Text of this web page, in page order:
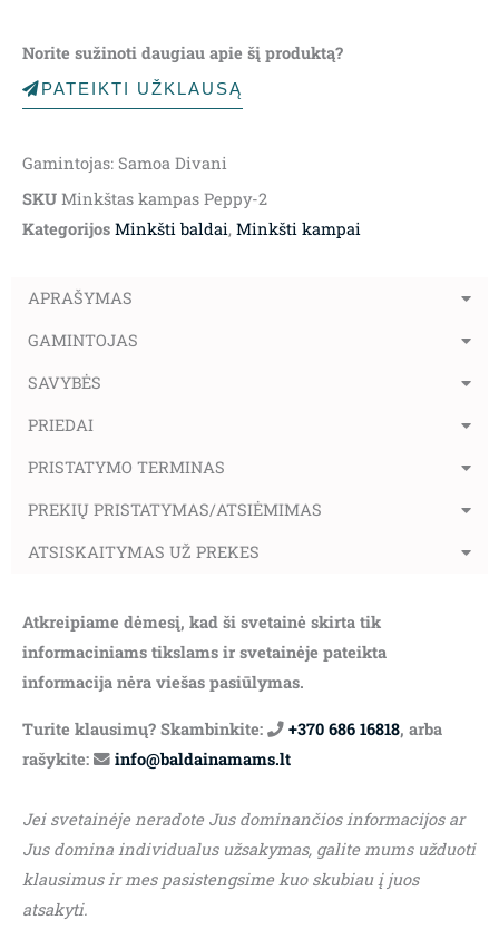
Norite sužinoti daugiau apie šį produktą?
PATEIKTI UŽKLAUSĄ
Gamintojas: Samoa Divani
SKU Minkštas kampas Peppy-2
Kategorijos Minkšti baldai, Minkšti kampai
APRAŠYMAS
GAMINTOJAS
SAVYBĖS
PRIEDAI
PRISTATYMO TERMINAS
PREKIŲ PRISTATYMAS/ATSIĖMIMAS
ATSISKAITYMAS UŽ PREKES
Atkreipiame dėmesį, kad ši svetainė skirta tik
informaciniams tikslams ir svetainėje pateikta
informacija nėra viešas pasiūlymas.
Turite klausimų? Skambinkite: +370 686 16818, arba
rašykite:
info@baldainamams.lt
Jei svetainėje neradote Jus dominančios informacijos ar
Jus domina individualus užsakymas, galite mums užduoti
klausimus ir mes pasistengsime kuo skubiau į juos
atsakyti.